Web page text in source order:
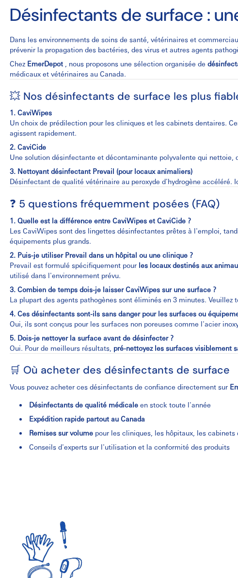
Désinfectants de surface :
Dans les environnements de soins de santé, vétérinaires et
prévenir la propagation des bactéries, des virus et autres agents
Chez EmerDepot , nous proposons une sélection organisée de
médicaux et vétérinaires au Canada.
💥 Nos désinfectants de surface les plus
1. CaviWipes
Un choix de prédilection pour les cliniques et les cabinets dentaires.
agissent rapidement.
2. CaviCide
Une solution désinfectante et décontaminante polyvalente qui
3. Nettoyant désinfectant Prevail (pour locaux animaliers)
Désinfectant de qualité vétérinaire au peroxyde d'hydrogène
❓ 5 questions fréquemment posées (FAQ)
1. Quelle est la différence entre CaviWipes et CaviCide ?
Les CaviWipes sont des lingettes désinfectantes prêtes à l'emploi,
équipements plus grands.
2. Puis-je utiliser Prevail dans un hôpital ou une clinique ?
Prevail est formulé spécifiquement pour les locaux destinés aux
utilisé dans l'environnement prévu.
3. Combien de temps dois-je laisser CaviWipes sur une surface ?
La plupart des agents pathogènes sont éliminés en 3 minutes.
4. Ces désinfectants sont-ils sans danger pour les surfaces ou
Oui, ils sont conçus pour les surfaces non poreuses comme l'acier
5. Dois-je nettoyer la surface avant de désinfecter ?
Oui. Pour de meilleurs résultats, pré-nettoyez les surfaces visiblement
🛒 Où acheter des désinfectants de surface
Vous pouvez acheter ces désinfectants de confiance directement sur
Désinfectants de qualité médicale en stock toute l'année
Expédition rapide partout au Canada
Remises sur volume pour les cliniques, les hôpitaux, les
Conseils d'experts sur l'utilisation et la conformité des produits